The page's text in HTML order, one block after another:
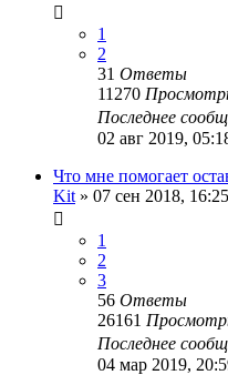
1
2
31 Ответы
11270
Последнее
02 авг 2019,
Что мне помогает
Kit » 07 сен 2018, 16:25
1
2
3
56 Ответы
26161
Последнее
04 мар 2019,